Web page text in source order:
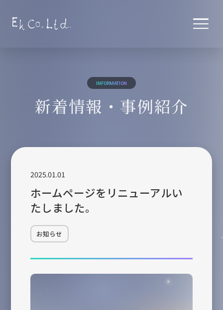
サービス
コンサルティング
セミナー
CONTACT
お問い合せ
INFORMATION
新着情報・事例紹介
2025.01.01
ホームページをリニューアルい
たしました。
お知らせ